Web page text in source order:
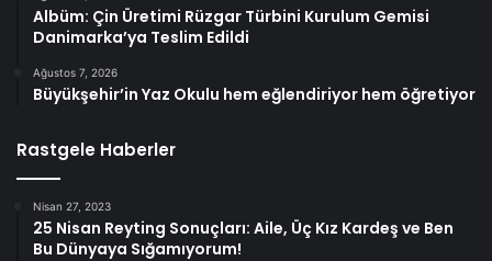
Albüm: Çin Üretimi Rüzgar Türbini Kurulum Gemisi
Danimarka’ya Teslim Edildi
Ağustos 7, 2026
Büyükşehir’in Yaz Okulu hem eğlendiriyor hem öğretiyor
Rastgele Haberler
Nisan 27, 2023
25 Nisan Reyting Sonuçları: Aile, Üç Kız Kardeş ve Ben
Bu Dünyaya Sığamıyorum!